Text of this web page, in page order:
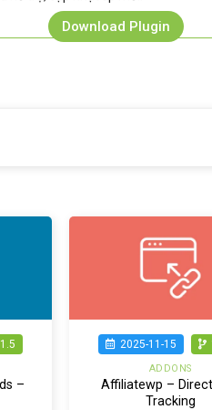
Download Plugin
–
2025-11-15
ADDONS
Affiliatewp –
Tracking